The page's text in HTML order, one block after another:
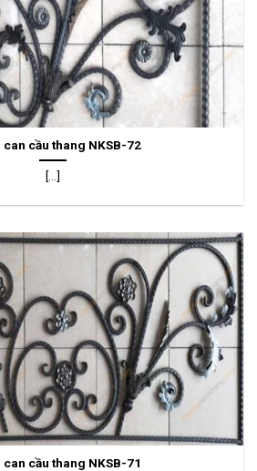
can cầu thang NKSB-72
[...]
can cầu thang NKSB-71